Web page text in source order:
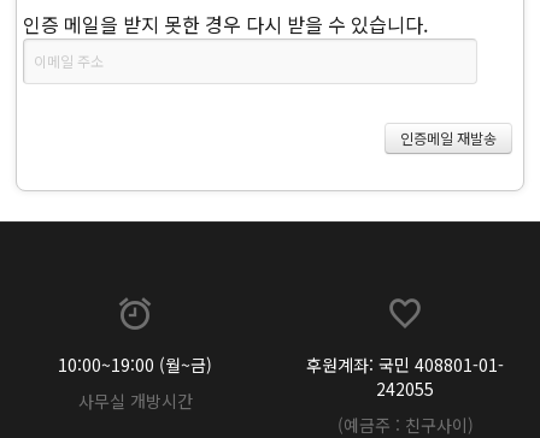
인증 메일을 받지 못한 경우 다시 받을 수 있습니다.
10:00~19:00 (월~금)
사무실 개방시간
후원계좌: 국민 408801-01-
242055
(예금주 : 친구사이)